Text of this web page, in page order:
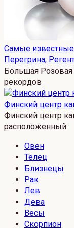
Cамые
Перегрина,
Большая
рекордов
Финский центр
Финский центр
расположенный
Овен
Телец
Близнецы
Рак
Лев
Дева
Весы
Скорпион